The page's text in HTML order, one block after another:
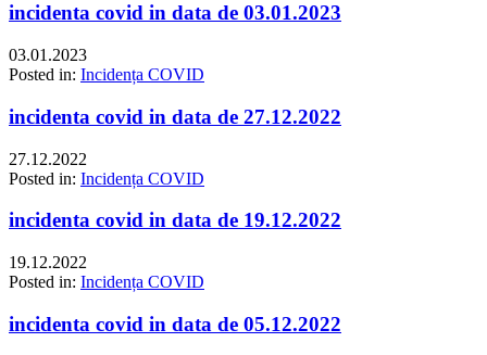
incidenta covid in data de 03.01.2023
03.01.2023
Posted in: Incidența COVID
incidenta covid in data de 27.12.2022
27.12.2022
Posted in: Incidența COVID
incidenta covid in data de 19.12.2022
19.12.2022
Posted in: Incidența COVID
incidenta covid in data de 05.12.2022